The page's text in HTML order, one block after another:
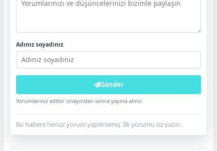
Adınız soyadınız
Gönder
Yorumlarınız editör onayından sonra yayına alınır.
Bu habere henüz yorum yapılmamış. İlk yorumu siz yazın.